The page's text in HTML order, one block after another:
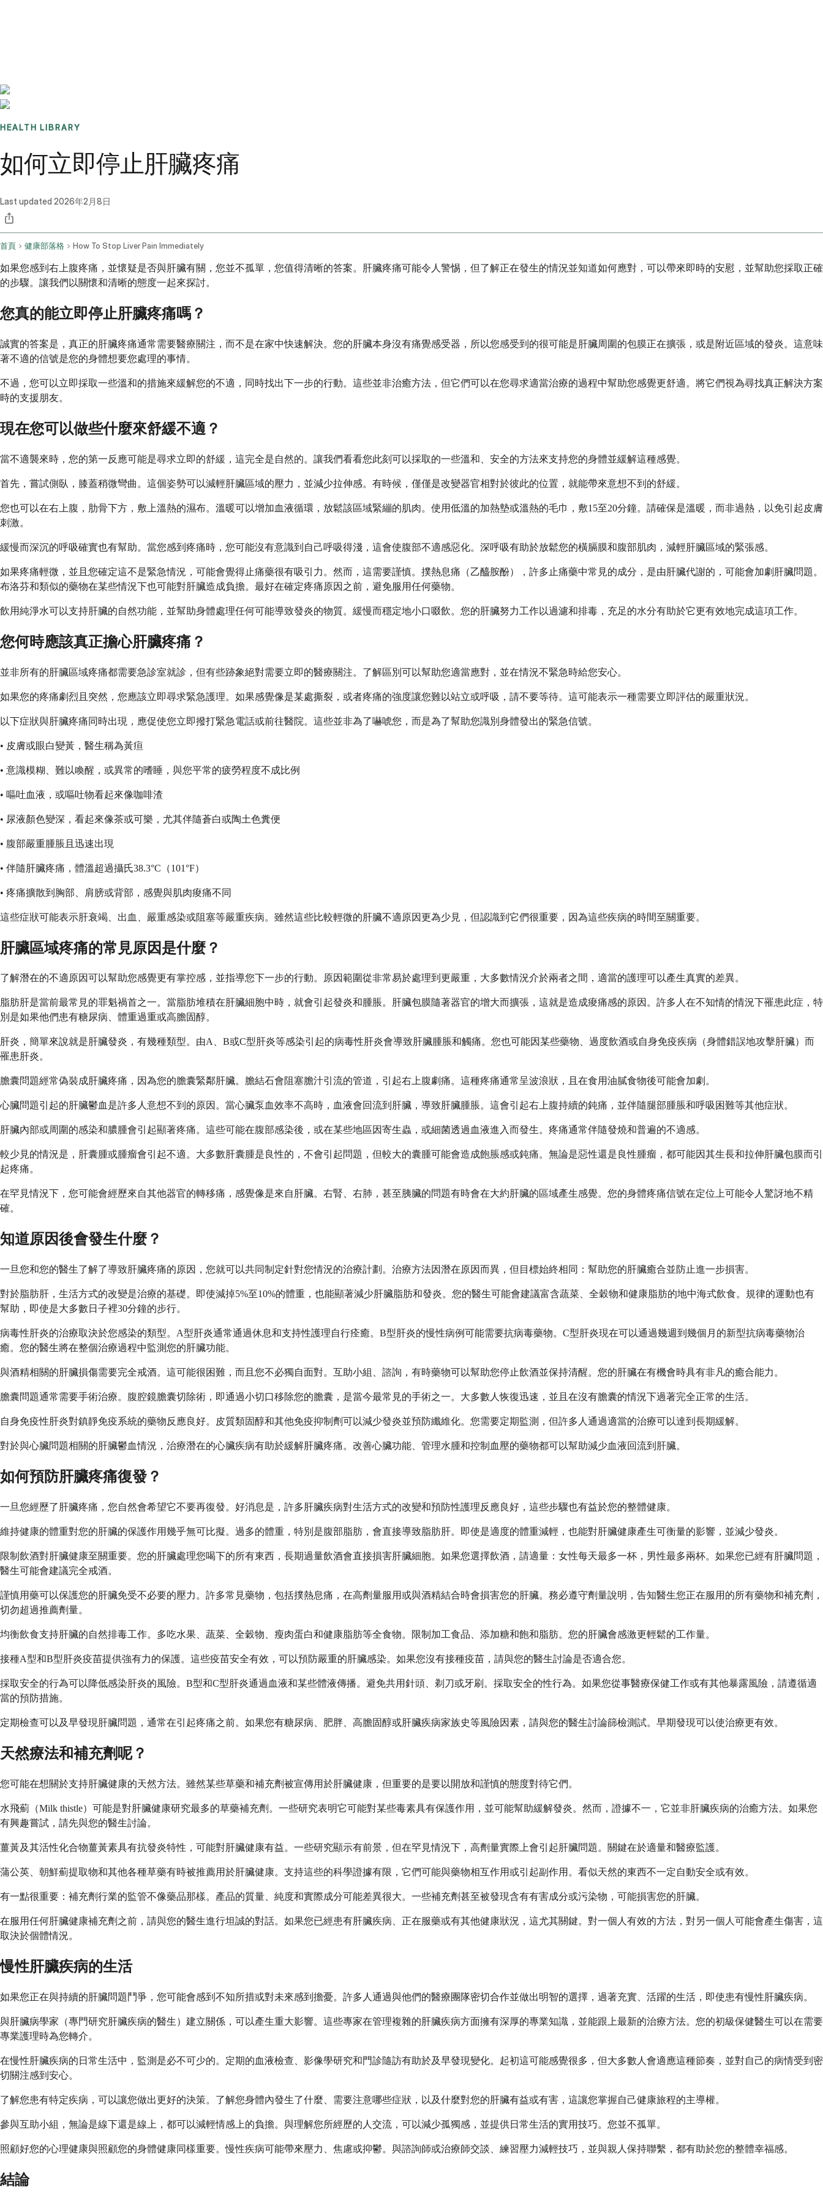
HEALTH LIBRARY
如何立即停止肝臟疼痛
Last updated 2026年2月8日
首頁 健康部落格 How To Stop Liver Pain Immediately
如果您感到右上腹疼痛，並懷疑是否與肝臟有關，您並不孤單，您值得清晰的答案。肝臟疼痛可能令人警惕，但了解正在發生的情況並知道如何應對，可以帶來即時的安慰，並幫助您採取正確
的步驟。讓我們以關懷和清晰的態度一起來探討。
您真的能立即停止肝臟疼痛嗎？
誠實的答案是，真正的肝臟疼痛通常需要醫療關注，而不是在家中快速解決。您的肝臟本身沒有痛覺感受器，所以您感受到的很可能是肝臟周圍的包膜正在擴張，或是附近區域的發炎。這意味
著不適的信號是您的身體想要您處理的事情。
不過，您可以立即採取一些溫和的措施來緩解您的不適，同時找出下一步的行動。這些並非治癒方法，但它們可以在您尋求適當治療的過程中幫助您感覺更舒適。將它們視為尋找真正解決方案
時的支援朋友。
現在您可以做些什麼來舒緩不適？
當不適襲來時，您的第一反應可能是尋求立即的舒緩，這完全是自然的。讓我們看看您此刻可以採取的一些溫和、安全的方法來支持您的身體並緩解這種感覺。
首先，嘗試側臥，膝蓋稍微彎曲。這個姿勢可以減輕肝臟區域的壓力，並減少拉伸感。有時候，僅僅是改變器官相對於彼此的位置，就能帶來意想不到的舒緩。
您也可以在右上腹，肋骨下方，敷上溫熱的濕布。溫暖可以增加血液循環，放鬆該區域緊繃的肌肉。使用低溫的加熱墊或溫熱的毛巾，敷15至20分鐘。請確保是溫暖，而非過熱，以免引起皮膚
刺激。
緩慢而深沉的呼吸確實也有幫助。當您感到疼痛時，您可能沒有意識到自己呼吸得淺，這會使腹部不適感惡化。深呼吸有助於放鬆您的橫膈膜和腹部肌肉，減輕肝臟區域的緊張感。
如果疼痛輕微，並且您確定這不是緊急情況，可能會覺得止痛藥很有吸引力。然而，這需要謹慎。撲熱息痛（乙醯胺酚），許多止痛藥中常見的成分，是由肝臟代謝的，可能會加劇肝臟問題。
布洛芬和類似的藥物在某些情況下也可能對肝臟造成負擔。最好在確定疼痛原因之前，避免服用任何藥物。
飲用純淨水可以支持肝臟的自然功能，並幫助身體處理任何可能導致發炎的物質。緩慢而穩定地小口啜飲。您的肝臟努力工作以過濾和排毒，充足的水分有助於它更有效地完成這項工作。
您何時應該真正擔心肝臟疼痛？
並非所有的肝臟區域疼痛都需要急診室就診，但有些跡象絕對需要立即的醫療關注。了解區別可以幫助您適當應對，並在情況不緊急時給您安心。
如果您的疼痛劇烈且突然，您應該立即尋求緊急護理。如果感覺像是某處撕裂，或者疼痛的強度讓您難以站立或呼吸，請不要等待。這可能表示一種需要立即評估的嚴重狀況。
以下症狀與肝臟疼痛同時出現，應促使您立即撥打緊急電話或前往醫院。這些並非為了嚇唬您，而是為了幫助您識別身體發出的緊急信號。
• 皮膚或眼白變黃，醫生稱為黃疸
• 意識模糊、難以喚醒，或異常的嗜睡，與您平常的疲勞程度不成比例
• 嘔吐血液，或嘔吐物看起來像咖啡渣
• 尿液顏色變深，看起來像茶或可樂，尤其伴隨蒼白或陶土色糞便
• 腹部嚴重腫脹且迅速出現
• 伴隨肝臟疼痛，體溫超過攝氏38.3°C（101°F）
• 疼痛擴散到胸部、肩膀或背部，感覺與肌肉痠痛不同
這些症狀可能表示肝衰竭、出血、嚴重感染或阻塞等嚴重疾病。雖然這些比較輕微的肝臟不適原因更為少見，但認識到它們很重要，因為這些疾病的時間至關重要。
肝臟區域疼痛的常見原因是什麼？
了解潛在的不適原因可以幫助您感覺更有掌控感，並指導您下一步的行動。原因範圍從非常易於處理到更嚴重，大多數情況介於兩者之間，適當的護理可以產生真實的差異。
脂肪肝是當前最常見的罪魁禍首之一。當脂肪堆積在肝臟細胞中時，就會引起發炎和腫脹。肝臟包膜隨著器官的增大而擴張，這就是造成痠痛感的原因。許多人在不知情的情況下罹患此症，特
別是如果他們患有糖尿病、體重過重或高膽固醇。
肝炎，簡單來說就是肝臟發炎，有幾種類型。由A、B或C型肝炎等感染引起的病毒性肝炎會導致肝臟腫脹和觸痛。您也可能因某些藥物、過度飲酒或自身免疫疾病（身體錯誤地攻擊肝臟）而
罹患肝炎。
膽囊問題經常偽裝成肝臟疼痛，因為您的膽囊緊鄰肝臟。膽結石會阻塞膽汁引流的管道，引起右上腹劇痛。這種疼痛通常呈波浪狀，且在食用油膩食物後可能會加劇。
心臟問題引起的肝臟鬱血是許多人意想不到的原因。當心臟泵血效率不高時，血液會回流到肝臟，導致肝臟腫脹。這會引起右上腹持續的鈍痛，並伴隨腿部腫脹和呼吸困難等其他症狀。
肝臟內部或周圍的感染和膿腫會引起顯著疼痛。這些可能在腹部感染後，或在某些地區因寄生蟲，或細菌透過血液進入而發生。疼痛通常伴隨發燒和普遍的不適感。
較少見的情況是，肝囊腫或腫瘤會引起不適。大多數肝囊腫是良性的，不會引起問題，但較大的囊腫可能會造成飽脹感或鈍痛。無論是惡性還是良性腫瘤，都可能因其生長和拉伸肝臟包膜而引
起疼痛。
在罕見情況下，您可能會經歷來自其他器官的轉移痛，感覺像是來自肝臟。右腎、右肺，甚至胰臟的問題有時會在大約肝臟的區域產生感覺。您的身體疼痛信號在定位上可能令人驚訝地不精
確。
知道原因後會發生什麼？
一旦您和您的醫生了解了導致肝臟疼痛的原因，您就可以共同制定針對您情況的治療計劃。治療方法因潛在原因而異，但目標始終相同：幫助您的肝臟癒合並防止進一步損害。
對於脂肪肝，生活方式的改變是治療的基礎。即使減掉5%至10%的體重，也能顯著減少肝臟脂肪和發炎。您的醫生可能會建議富含蔬菜、全穀物和健康脂肪的地中海式飲食。規律的運動也有
幫助，即使是大多數日子裡30分鐘的步行。
病毒性肝炎的治療取決於您感染的類型。A型肝炎通常通過休息和支持性護理自行痊癒。B型肝炎的慢性病例可能需要抗病毒藥物。C型肝炎現在可以通過幾週到幾個月的新型抗病毒藥物治
癒。您的醫生將在整個治療過程中監測您的肝臟功能。
與酒精相關的肝臟損傷需要完全戒酒。這可能很困難，而且您不必獨自面對。互助小組、諮詢，有時藥物可以幫助您停止飲酒並保持清醒。您的肝臟在有機會時具有非凡的癒合能力。
膽囊問題通常需要手術治療。腹腔鏡膽囊切除術，即通過小切口移除您的膽囊，是當今最常見的手術之一。大多數人恢復迅速，並且在沒有膽囊的情況下過著完全正常的生活。
自身免疫性肝炎對鎮靜免疫系統的藥物反應良好。皮質類固醇和其他免疫抑制劑可以減少發炎並預防纖維化。您需要定期監測，但許多人通過適當的治療可以達到長期緩解。
對於與心臟問題相關的肝臟鬱血情況，治療潛在的心臟疾病有助於緩解肝臟疼痛。改善心臟功能、管理水腫和控制血壓的藥物都可以幫助減少血液回流到肝臟。
如何預防肝臟疼痛復發？
一旦您經歷了肝臟疼痛，您自然會希望它不要再復發。好消息是，許多肝臟疾病對生活方式的改變和預防性護理反應良好，這些步驟也有益於您的整體健康。
維持健康的體重對您的肝臟的保護作用幾乎無可比擬。過多的體重，特別是腹部脂肪，會直接導致脂肪肝。即使是適度的體重減輕，也能對肝臟健康產生可衡量的影響，並減少發炎。
限制飲酒對肝臟健康至關重要。您的肝臟處理您喝下的所有東西，長期過量飲酒會直接損害肝臟細胞。如果您選擇飲酒，請適量：女性每天最多一杯，男性最多兩杯。如果您已經有肝臟問題，
醫生可能會建議完全戒酒。
謹慎用藥可以保護您的肝臟免受不必要的壓力。許多常見藥物，包括撲熱息痛，在高劑量服用或與酒精結合時會損害您的肝臟。務必遵守劑量說明，告知醫生您正在服用的所有藥物和補充劑，
切勿超過推薦劑量。
均衡飲食支持肝臟的自然排毒工作。多吃水果、蔬菜、全穀物、瘦肉蛋白和健康脂肪等全食物。限制加工食品、添加糖和飽和脂肪。您的肝臟會感激更輕鬆的工作量。
接種A型和B型肝炎疫苗提供強有力的保護。這些疫苗安全有效，可以預防嚴重的肝臟感染。如果您沒有接種疫苗，請與您的醫生討論是否適合您。
採取安全的行為可以降低感染肝炎的風險。B型和C型肝炎通過血液和某些體液傳播。避免共用針頭、剃刀或牙刷。採取安全的性行為。如果您從事醫療保健工作或有其他暴露風險，請遵循適
當的預防措施。
定期檢查可以及早發現肝臟問題，通常在引起疼痛之前。如果您有糖尿病、肥胖、高膽固醇或肝臟疾病家族史等風險因素，請與您的醫生討論篩檢測試。早期發現可以使治療更有效。
天然療法和補充劑呢？
您可能在想關於支持肝臟健康的天然方法。雖然某些草藥和補充劑被宣傳用於肝臟健康，但重要的是要以開放和謹慎的態度對待它們。
水飛薊（Milk thistle）可能是對肝臟健康研究最多的草藥補充劑。一些研究表明它可能對某些毒素具有保護作用，並可能幫助緩解發炎。然而，證據不一，它並非肝臟疾病的治癒方法。如果您
有興趣嘗試，請先與您的醫生討論。
薑黃及其活性化合物薑黃素具有抗發炎特性，可能對肝臟健康有益。一些研究顯示有前景，但在罕見情況下，高劑量實際上會引起肝臟問題。關鍵在於適量和醫療監護。
蒲公英、朝鮮薊提取物和其他各種草藥有時被推薦用於肝臟健康。支持這些的科學證據有限，它們可能與藥物相互作用或引起副作用。看似天然的東西不一定自動安全或有效。
有一點很重要：補充劑行業的監管不像藥品那樣。產品的質量、純度和實際成分可能差異很大。一些補充劑甚至被發現含有有害成分或污染物，可能損害您的肝臟。
在服用任何肝臟健康補充劑之前，請與您的醫生進行坦誠的對話。如果您已經患有肝臟疾病、正在服藥或有其他健康狀況，這尤其關鍵。對一個人有效的方法，對另一個人可能會產生傷害，這
取決於個體情況。
慢性肝臟疾病的生活
如果您正在與持續的肝臟問題鬥爭，您可能會感到不知所措或對未來感到擔憂。許多人通過與他們的醫療團隊密切合作並做出明智的選擇，過著充實、活躍的生活，即使患有慢性肝臟疾病。
與肝臟病學家（專門研究肝臟疾病的醫生）建立關係，可以產生重大影響。這些專家在管理複雜的肝臟疾病方面擁有深厚的專業知識，並能跟上最新的治療方法。您的初級保健醫生可以在需要
專業護理時為您轉介。
在慢性肝臟疾病的日常生活中，監測是必不可少的。定期的血液檢查、影像學研究和門診隨訪有助於及早發現變化。起初這可能感覺很多，但大多數人會適應這種節奏，並對自己的病情受到密
切關注感到安心。
了解您患有特定疾病，可以讓您做出更好的決策。了解您身體內發生了什麼、需要注意哪些症狀，以及什麼對您的肝臟有益或有害，這讓您掌握自己健康旅程的主導權。
參與互助小組，無論是線下還是線上，都可以減輕情感上的負擔。與理解您所經歷的人交流，可以減少孤獨感，並提供日常生活的實用技巧。您並不孤單。
照顧好您的心理健康與照顧您的身體健康同樣重要。慢性疾病可能帶來壓力、焦慮或抑鬱。與諮詢師或治療師交談、練習壓力減輕技巧，並與親人保持聯繫，都有助於您的整體幸福感。
結論